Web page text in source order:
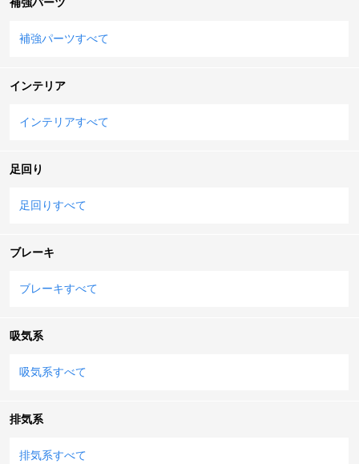
補強パーツすべて
インテリア
インテリアすべて
足回り
足回りすべて
ブレーキ
ブレーキすべて
吸気系
吸気系すべて
排気系
排気系すべて